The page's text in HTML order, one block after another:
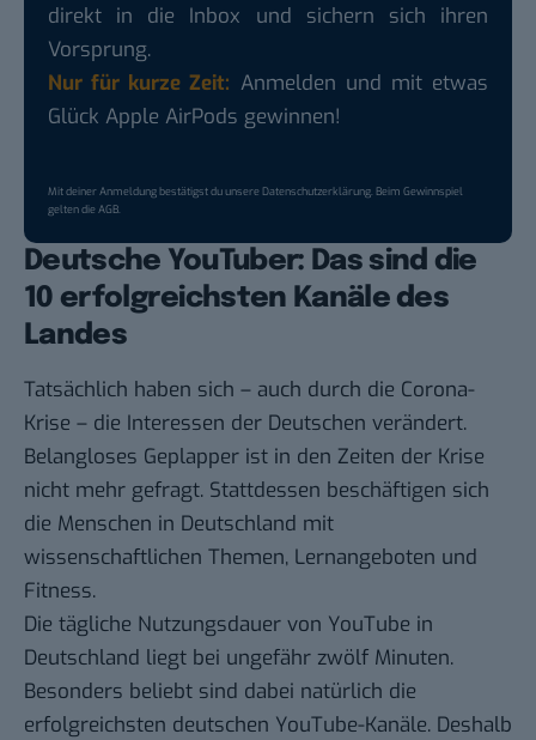
direkt in die Inbox und sichern sich ihren
Vorsprung.
Nur für kurze Zeit: Anmelden und mit etwas
Glück Apple AirPods gewinnen!
Mit deiner Anmeldung bestätigst du unsereDatenschutzerklärung. Beim Gewinnspiel
gelten dieAGB.
Deutsche YouTuber: Das sind die
10 erfolgreichsten Kanäle des
Landes
Tatsächlich haben sich – auch durch die Corona-
Krise – die Interessen der Deutschen verändert.
Belangloses Geplapper ist in den Zeiten der Krise
nicht mehr gefragt. Stattdessen beschäftigen sich
die Menschen in Deutschland mit
wissenschaftlichen Themen, Lernangeboten und
Fitness.
Die tägliche Nutzungsdauer von YouTube in
Deutschland liegt bei ungefähr zwölf Minuten.
Besonders beliebt sind dabei natürlich die
erfolgreichsten deutschen YouTube-Kanäle. Deshalb